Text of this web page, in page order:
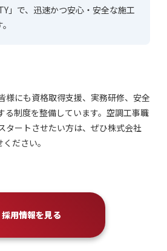
」で、迅速かつ安心・安全な施工
様にも資格取得支援、実務研修、安全
る制度を整備しています。空調工事職
タートさせたい方は、ぜひ株式会社
ださい。
採用情報を見る